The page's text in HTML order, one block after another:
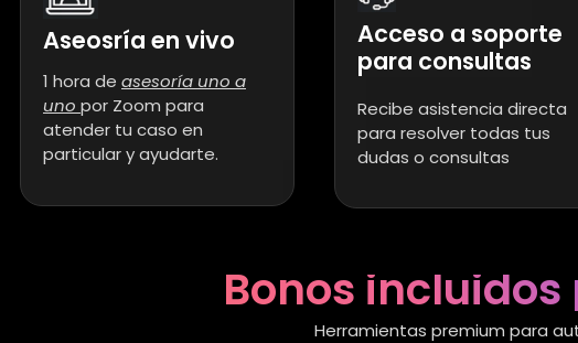
Aseosría en vivo
1 hora de asesoría uno a
uno por Zoom para
atender tu caso en
particular y ayudarte.
Acceso a soporte
para consultas
Recibe asistencia directa
para resolver todas tus
dudas o consultas
Bonos
Herramientas premium para